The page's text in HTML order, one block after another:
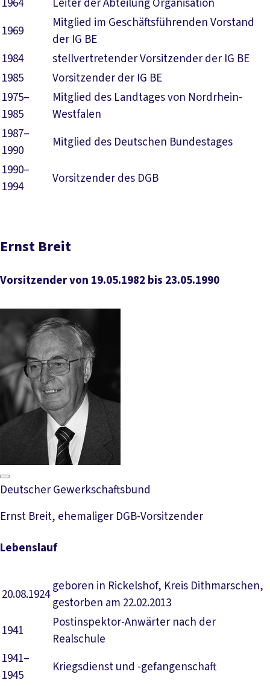
1964
Leiter der Abteilung Organisation
1969
Mitglied im Geschäftsführenden Vorstand
der IG BE
1984
stellvertretender Vorsitzender der IG BE
1985
Vorsitzender der IG BE
1975–
1985
Mitglied des Landtages von Nordrhein-
Westfalen
1987–
1990
Mitglied des Deutschen Bundestages
1990–
1994
Vorsitzender des DGB
Ernst Breit
Vorsitzender von 19.05.1982 bis 23.05.1990
Deutscher Gewerkschaftsbund
Ernst Breit, ehemaliger DGB-Vorsitzender
Lebenslauf
20.08.1924
geboren in Rickelshof, Kreis Dithmarschen,
gestorben am 22.02.2013
1941
Postinspektor-Anwärter nach der
Realschule
1941–
1945
Kriegsdienst und -gefangenschaft